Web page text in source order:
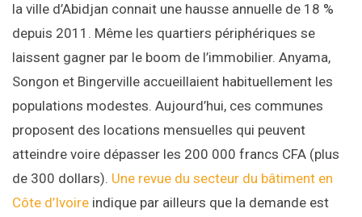
la ville d’Abidjan connait une hausse annuelle de 18 %
depuis 2011. Même les quartiers périphériques se
laissent gagner par le boom de l’immobilier. Anyama,
Songon et Bingerville accueillaient habituellement les
populations modestes. Aujourd’hui, ces communes
proposent des locations mensuelles qui peuvent
atteindre voire dépasser les 200 000 francs CFA (plus
de 300 dollars). Une revue du secteur du bâtiment en
Côte d’Ivoire indique par ailleurs que la demande est